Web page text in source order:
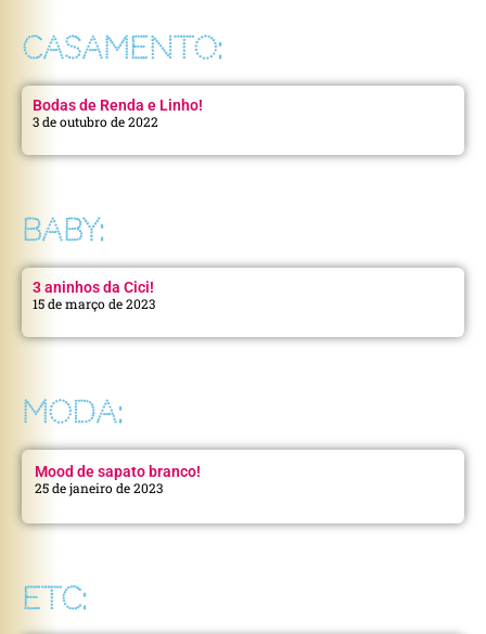
CASAMENTO:
Bodas de Renda e Linho!
3 de outubro de 2022
BABY:
3 aninhos da Cici!
15 de março de 2023
MODA:
Mood de sapato branco!
25 de janeiro de 2023
ETC: